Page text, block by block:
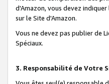
d'Amazon, vous devez
sur le Site d'Amazon.
Vous ne devez pas publier de
Spéciaux.
3. Responsabilité de Votre